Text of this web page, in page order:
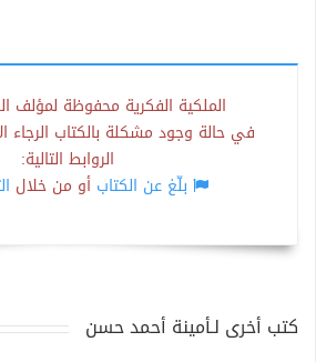
الملكية الفكرية محفوظة لمؤلف
في حالة وجود مشكلة بالكتاب الرجاء
الروابط التالية:
بلّغ عن الكتاب أو من خلال
كتب أخرى لـأمينة أحمد حسن